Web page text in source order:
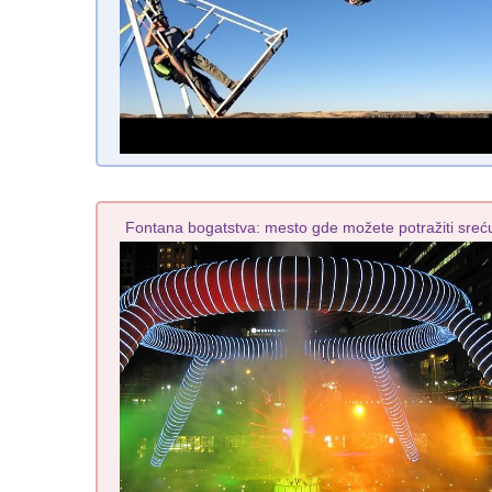
Fontana bogatstva: mesto gde možete potražiti